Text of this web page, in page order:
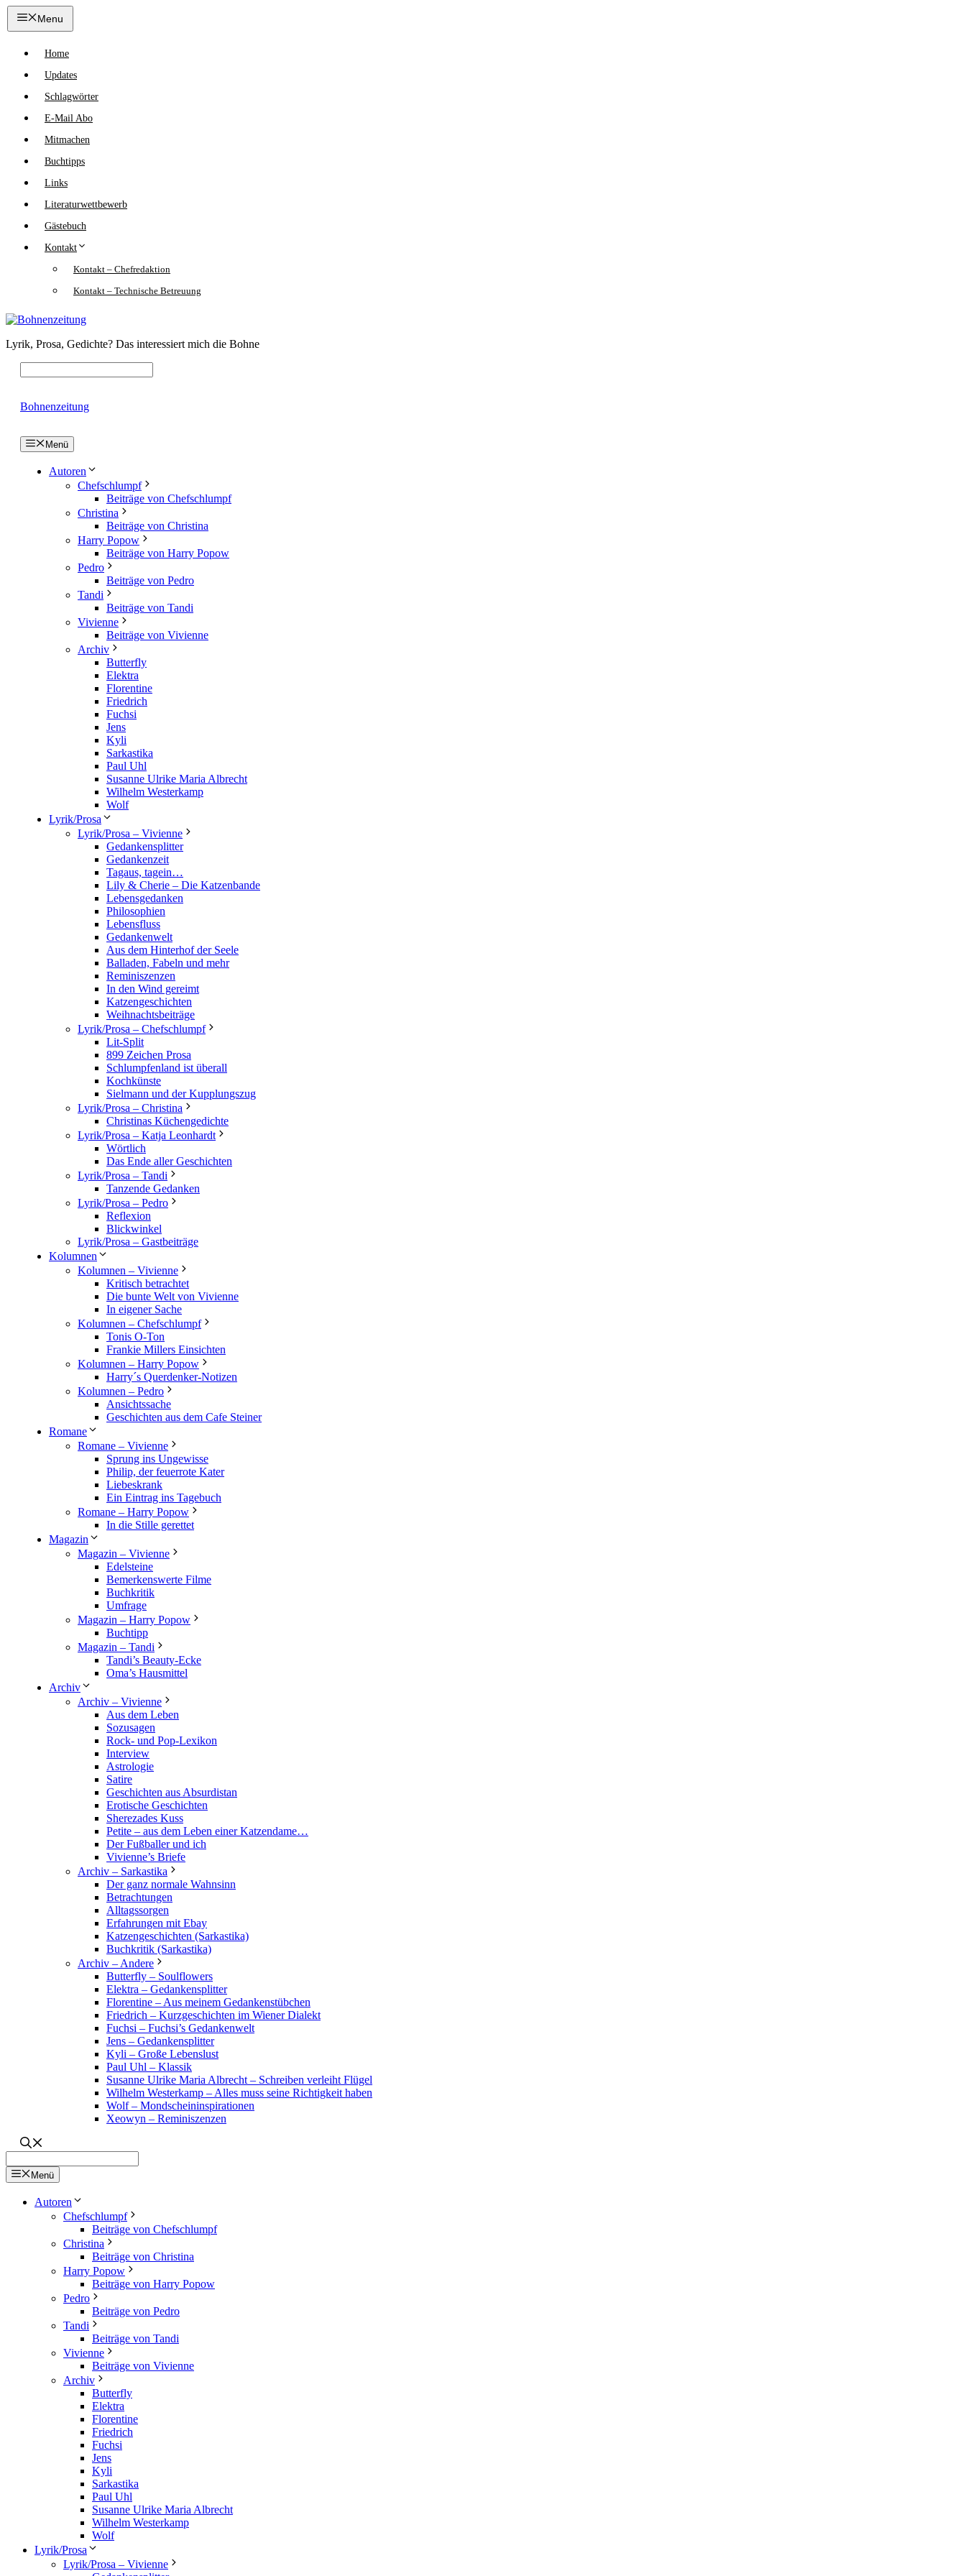
Zum
Inhalt
Menu
Home
Updates
Schlagwörter
E-Mail Abo
Mitmachen
Buchtipps
Links
Literaturwettbewerb
Gästebuch
Kontakt
Kontakt – Chefredaktion
Kontakt – Technische Betreuung
Lyrik, Prosa, Gedichte? Das interessiert mich die Bohne
Bohnenzeitung
Menü
Autoren
Chefschlumpf
Beiträge von Chefschlumpf
Christina
Beiträge von Christina
Harry Popow
Beiträge von Harry Popow
Pedro
Beiträge von Pedro
Tandi
Beiträge von Tandi
Vivienne
Beiträge von Vivienne
Archiv
Butterfly
Elektra
Florentine
Friedrich
Fuchsi
Jens
Kyli
Sarkastika
Paul Uhl
Susanne Ulrike Maria Albrecht
Wilhelm Westerkamp
Wolf
Lyrik/Prosa
Lyrik/Prosa – Vivienne
Gedankensplitter
Gedankenzeit
Tagaus, tagein…
Lily & Cherie – Die Katzenbande
Lebensgedanken
Philosophien
Lebensfluss
Gedankenwelt
Aus dem Hinterhof der Seele
Balladen, Fabeln und mehr
Reminiszenzen
In den Wind gereimt
Katzengeschichten
Weihnachtsbeiträge
Lyrik/Prosa – Chefschlumpf
Lit-Split
899 Zeichen Prosa
Schlumpfenland ist überall
Kochkünste
Sielmann und der Kupplungszug
Lyrik/Prosa – Christina
Christinas Küchengedichte
Lyrik/Prosa – Katja Leonhardt
Wörtlich
Das Ende aller Geschichten
Lyrik/Prosa – Tandi
Tanzende Gedanken
Lyrik/Prosa – Pedro
Reflexion
Blickwinkel
Lyrik/Prosa – Gastbeiträge
Kolumnen
Kolumnen – Vivienne
Kritisch betrachtet
Die bunte Welt von Vivienne
In eigener Sache
Kolumnen – Chefschlumpf
Tonis O-Ton
Frankie Millers Einsichten
Kolumnen – Harry Popow
Harry´s Querdenker-Notizen
Kolumnen – Pedro
Ansichtssache
Geschichten aus dem Cafe Steiner
Romane
Romane – Vivienne
Sprung ins Ungewisse
Philip, der feuerrote Kater
Liebeskrank
Ein Eintrag ins Tagebuch
Romane – Harry Popow
In die Stille gerettet
Magazin
Magazin – Vivienne
Edelsteine
Bemerkenswerte Filme
Buchkritik
Umfrage
Magazin – Harry Popow
Buchtipp
Magazin – Tandi
Tandi’s Beauty-Ecke
Oma’s Hausmittel
Archiv
Archiv – Vivienne
Aus dem Leben
Sozusagen
Rock- und Pop-Lexikon
Interview
Astrologie
Satire
Geschichten aus Absurdistan
Erotische Geschichten
Sherezades Kuss
Petite – aus dem Leben einer Katzendame…
Der Fußballer und ich
Vivienne’s Briefe
Archiv – Sarkastika
Der ganz normale Wahnsinn
Betrachtungen
Alltagssorgen
Erfahrungen mit Ebay
Katzengeschichten (Sarkastika)
Buchkritik (Sarkastika)
Archiv – Andere
Butterfly – Soulflowers
Elektra – Gedankensplitter
Florentine – Aus meinem Gedankenstübchen
Friedrich – Kurzgeschichten im Wiener Dialekt
Fuchsi – Fuchsi’s Gedankenwelt
Jens – Gedankensplitter
Kyli – Große Lebenslust
Paul Uhl – Klassik
Susanne Ulrike Maria Albrecht – Schreiben verleiht Flügel
Wilhelm Westerkamp – Alles muss seine Richtigkeit haben
Wolf – Mondscheininspirationen
Xeowyn – Reminiszenzen
Menü
Autoren
Chefschlumpf
Beiträge von Chefschlumpf
Christina
Beiträge von Christina
Harry Popow
Beiträge von Harry Popow
Pedro
Beiträge von Pedro
Tandi
Beiträge von Tandi
Vivienne
Beiträge von Vivienne
Archiv
Butterfly
Elektra
Florentine
Friedrich
Fuchsi
Jens
Kyli
Sarkastika
Paul Uhl
Susanne Ulrike Maria Albrecht
Wilhelm Westerkamp
Wolf
Lyrik/Prosa
Lyrik/Prosa – Vivienne